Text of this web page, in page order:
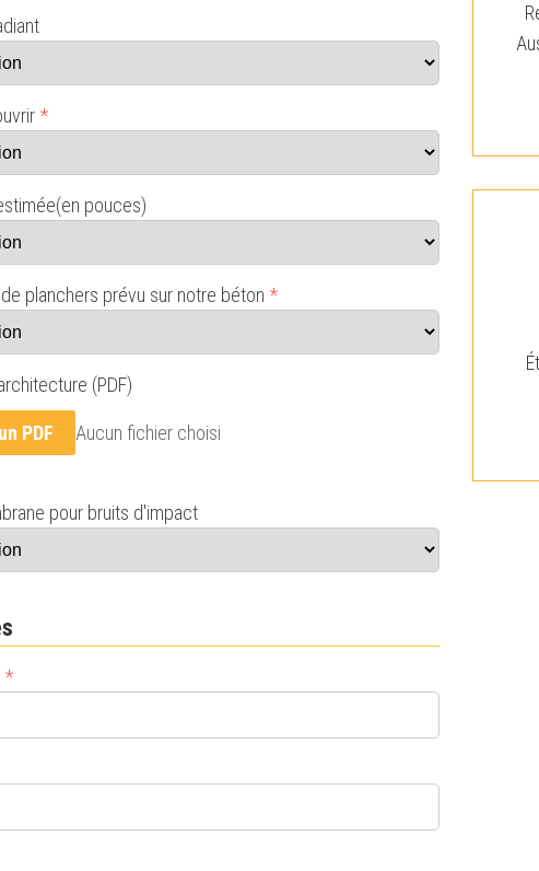
*
pouces)
planchers prévu sur notre béton *
(PDF)
PDF Aucun fichier choisi
pour bruits d'impact
*